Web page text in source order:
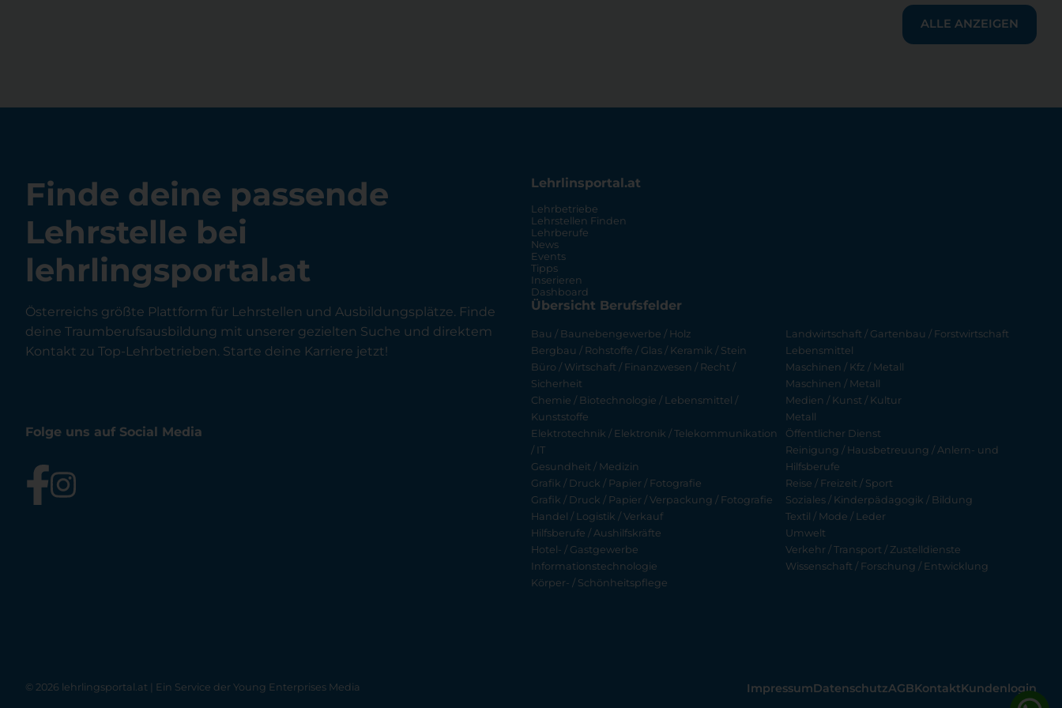
ALLE ANZEIGEN
Finde deine passende
Lehrstelle bei
lehrlingsportal.at
Österreichs größte Plattform für Lehrstellen und Ausbildungsplätze. Finde
deine Traumberufsausbildung mit unserer gezielten Suche und direktem
Kontakt zu Top-Lehrbetrieben. Starte deine Karriere jetzt!
Folge uns auf Social Media
Lehrlinsportal.at
Lehrbetriebe
Lehrstellen Finden
Lehrberufe
News
Events
Tipps
Inserieren
Dashboard
Übersicht Berufsfelder
Bau / Baunebengewerbe / Holz
Bergbau / Rohstoffe / Glas / Keramik / Stein
Büro / Wirtschaft / Finanzwesen / Recht /
Sicherheit
Chemie / Biotechnologie / Lebensmittel /
Kunststoffe
Elektrotechnik / Elektronik / Telekommunikation
/ IT
Gesundheit / Medizin
Grafik / Druck / Papier / Fotografie
Grafik / Druck / Papier / Verpackung / Fotografie
Handel / Logistik / Verkauf
Hilfsberufe / Aushilfskräfte
Hotel- / Gastgewerbe
Informationstechnologie
Körper- / Schönheitspflege
Landwirtschaft / Gartenbau / Forstwirtschaft
Lebensmittel
Maschinen / Kfz / Metall
Maschinen / Metall
Medien / Kunst / Kultur
Metall
Öffentlicher Dienst
Reinigung / Hausbetreuung / Anlern- und
Hilfsberufe
Reise / Freizeit / Sport
Soziales / Kinderpädagogik / Bildung
Textil / Mode / Leder
Umwelt
Verkehr / Transport / Zustelldienste
Wissenschaft / Forschung / Entwicklung
© 2026 lehrlingsportal.at | Ein Service der Young Enterprises Media ImpressumDatenschutzAGBKontaktKundenlogin